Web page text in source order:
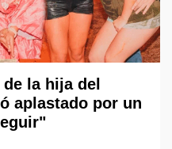
la hija del
aplastado por un